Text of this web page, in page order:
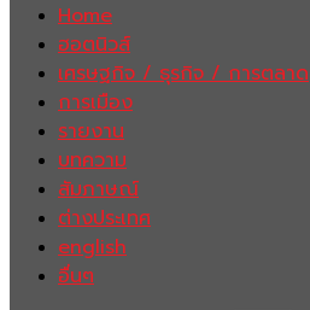
Home
ฮอตนิวส์
เศรษฐกิจ / ธุรกิจ / การตลาด
การเมือง
รายงาน
บทความ
สัมภาษณ์
ต่างประเทศ
english
อื่นๆ